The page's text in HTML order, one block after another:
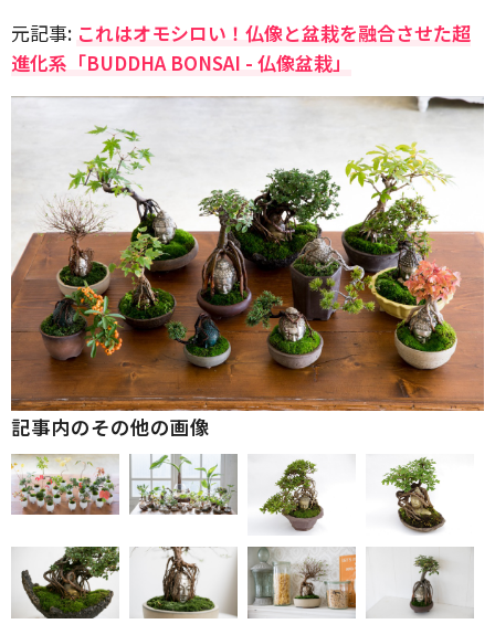
元記事: これはオモシロい！仏像と盆栽を融合させた超
進化系「BUDDHA BONSAI - 仏像盆栽」
記事内のその他の画像